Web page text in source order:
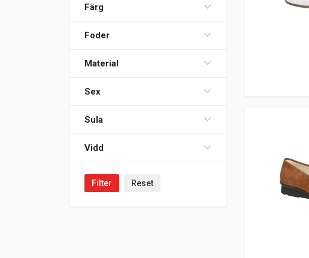
Färg
Foder
Material
Sex
Sula
Vidd
Filter Reset